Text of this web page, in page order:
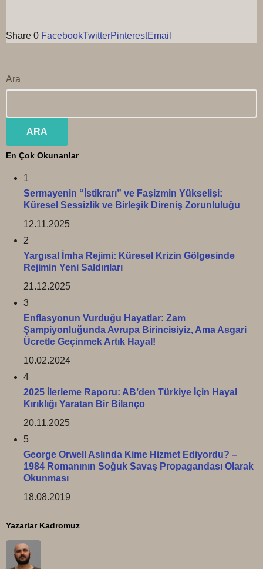
Share 0 FacebookTwitterPinterestEmail
Ara
ARA
En Çok Okunanlar
1
Sermayenin “İstikrarı” ve Faşizmin Yükselişi:
Küresel Sessizlik ve Birleşik Direniş Zorunluluğu
12.11.2025
2
Yargısal İmha Rejimi: Küresel Krizin Gölgesinde
Rejimin Yeni Saldırıları
21.12.2025
3
Enflasyonun Vurduğu Hayatlar: Zam
Şampiyonluğunda Avrupa Birincisiyiz, Ama Asgari
Ücretle Geçinmek Artık Hayal!
10.02.2024
4
2025 İlerleme Raporu: AB’den Türkiye İçin Hayal
Kırıklığı Yaratan Bir Bilanço
20.11.2025
5
George Orwell Aslında Kime Hizmet Ediyordu? –
1984 Romanının Soğuk Savaş Propagandası Olarak
Okunması
18.08.2019
Yazarlar Kadromuz